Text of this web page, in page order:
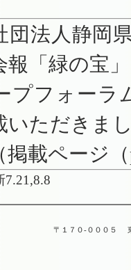
法人静岡
報「緑の宝
プフォーラ
ただきまし
載ページ
7.21,8.8
〒１７０-０００５